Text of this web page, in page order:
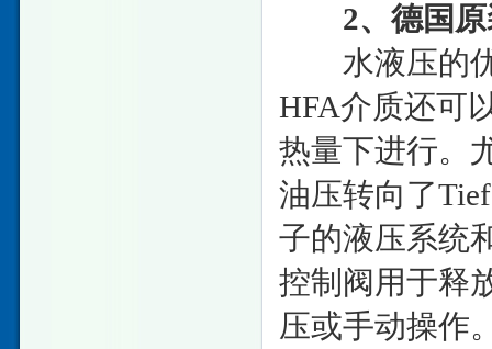
2、德国原
水液压的优
HFA介质还可
热量下进行。
油压转向了
子的液压系统
控制阀用于释
压或手动操作